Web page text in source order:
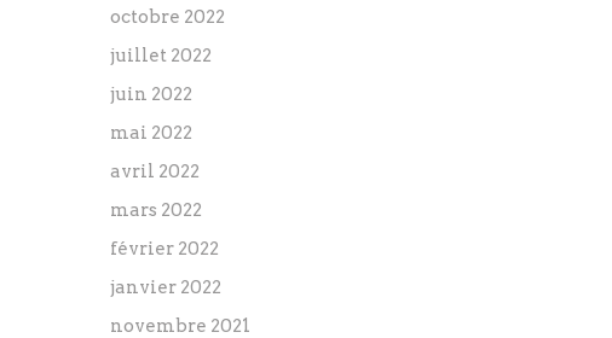
octobre 2022
juillet 2022
juin 2022
mai 2022
avril 2022
mars 2022
février 2022
janvier 2022
novembre 2021